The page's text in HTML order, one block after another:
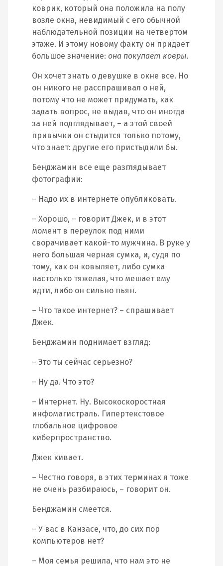
коврик, который она положила на полу
возле окна, невидимый с его обычной
наблюдательной позиции на четвертом
этаже. И этому новому факту он придает
большое значение: она покупает ковры.
Он хочет знать о девушке в окне все. Но
он никого не расспрашивал о ней,
потому что не может придумать, как
задать вопрос, не выдав, что он иногда
за ней подглядывает, – а этой своей
привычки он стыдится только потому,
что знает: другие его пристыдили бы.
Бенджамин все еще разглядывает
фотографии:
– Надо их в интернете опубликовать.
– Хорошо, – говорит Джек, и в этот
момент в переулок под ними
сворачивает какой-то мужчина. В руке у
него большая черная сумка, и, судя по
тому, как он ковыляет, либо сумка
настолько тяжелая, что мешает ему
идти, либо он сильно пьян.
– Что такое интернет? – спрашивает
Джек.
Бенджамин поднимает взгляд:
– Это ты сейчас серьезно?
– Ну да. Что это?
– Интернет. Ну. Высокоскоростная
инфомагистраль. Гипертекстовое
глобальное цифровое
киберпространство.
Джек кивает.
– Честно говоря, в этих терминах я тоже
не очень разбираюсь, – говорит он.
Бенджамин смеется.
– У вас в Канзасе, что, до сих пор
компьютеров нет?
– Моя семья решила, что нам это не